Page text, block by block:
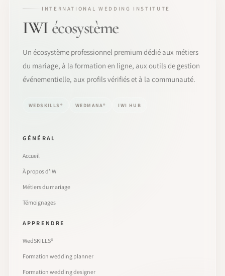
INTERNATIONAL WEDDING INSTITUTE
IWI écosystème
Un écosystème professionnel premium dédié aux métiers
du mariage, à la formation en ligne, aux outils de gestion
événementielle, aux profils vérifiés et à la communauté.
WEDSKILLS® WEDMANA® IWI HUB
GÉNÉRAL
Accueil
À propos d’IWI
Métiers du mariage
Témoignages
APPRENDRE
WedSKILLS®
Formation wedding planner
Formation wedding designer